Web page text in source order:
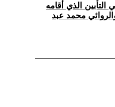
التأبين الذي أقامه
محمد عبد